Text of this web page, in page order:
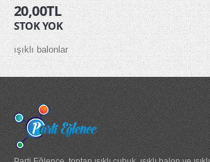
20,00TL
STOK YOK
ışıklı balonlar